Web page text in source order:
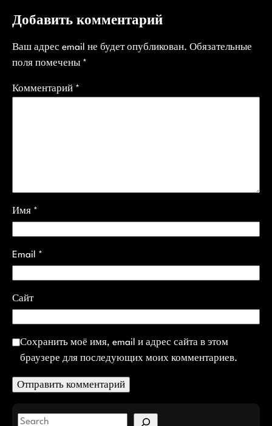
Добавить комментарий
Ваш адрес email не будет опубликован. Обязательные
поля помечены *
Комментарий *
Имя *
Email *
Сайт
Сохранить моё имя, email и адрес сайта в этом
браузере для последующих моих комментариев.
S